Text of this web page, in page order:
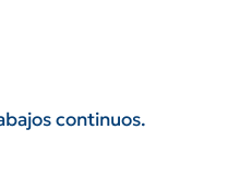
continuos.